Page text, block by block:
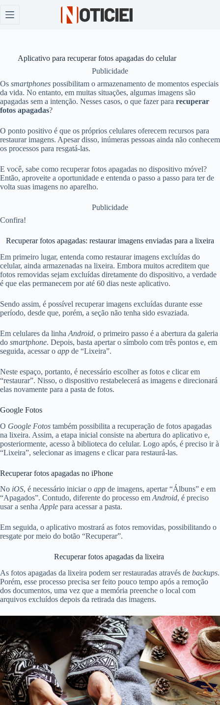
para
Aplicativo para recuperar fotos apagadas do celular
Publicidade
Os smartphones possibilitam o armazenamento de momentos especiais
da vida. No entanto, em muitas situações, algumas imagens são
apagadas sem a intenção. Nesses casos, o que fazer para recuperar
fotos apagadas?
O ponto positivo é que os próprios celulares oferecem recursos para
restaurar imagens. Apesar disso, inúmeras pessoas ainda não conhecem
os processos para resgatá-las.
E você, sabe como recuperar fotos apagadas no dispositivo móvel?
Então, aproveite a oportunidade e entenda o passo a passo para ter de
volta suas imagens no aparelho.
Publicidade
Confira!
Recuperar fotos apagadas: restaurar imagens enviadas para a lixeira
Em primeiro lugar, entenda como restaurar imagens excluídas do
celular, ainda armazenadas na lixeira. Embora muitos acreditem que
fotos removidas sejam excluídas diretamente do dispositivo, a verdade
é que elas permanecem por até 60 dias neste aplicativo.
Sendo assim, é possível recuperar imagens excluídas durante esse
período, desde que, porém, a seção não tenha sido esvaziada.
Em celulares da linha Android, o primeiro passo é a abertura da galeria
do smartphone. Depois, basta apertar o símbolo com três pontos e, em
seguida, acessar o app de “Lixeira”.
Neste espaço, portanto, é necessário escolher as fotos e clicar em
“restaurar”. Nisso, o dispositivo restabelecerá as imagens e direcionará
elas novamente para a pasta de fotos.
Google Fotos
O Google Fotos também possibilita a recuperação de fotos apagadas
na lixeira. Assim, a etapa inicial consiste na abertura do aplicativo e,
posteriormente, acesso à biblioteca do celular. Logo após, é preciso ir à
“Lixeira”, selecionar as imagens e clicar para restaurá-las.
Recuperar fotos apagadas no iPhone
No iOS, é necessário iniciar o app de imagens, apertar “Álbuns” e em
“Apagados”. Contudo, diferente do processo em Android, é preciso
usar a senha Apple para acessar a pasta.
Em seguida, o aplicativo mostrará as fotos removidas, possibilitando o
resgate por meio do botão “Recuperar”.
Recuperar fotos apagadas da lixeira
As fotos apagadas da lixeira podem ser restauradas através de backups.
Porém, esse processo precisa ser feito pouco tempo após a remoção
dos documentos, uma vez que a memória preenche o local com
arquivos excluídos depois da retirada das imagens.